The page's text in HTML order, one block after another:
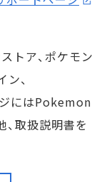
トア、ポケモン
、
にはPokemon
、取扱説明書を